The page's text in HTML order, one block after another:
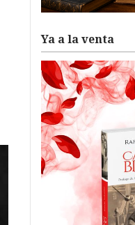
Ya a la venta